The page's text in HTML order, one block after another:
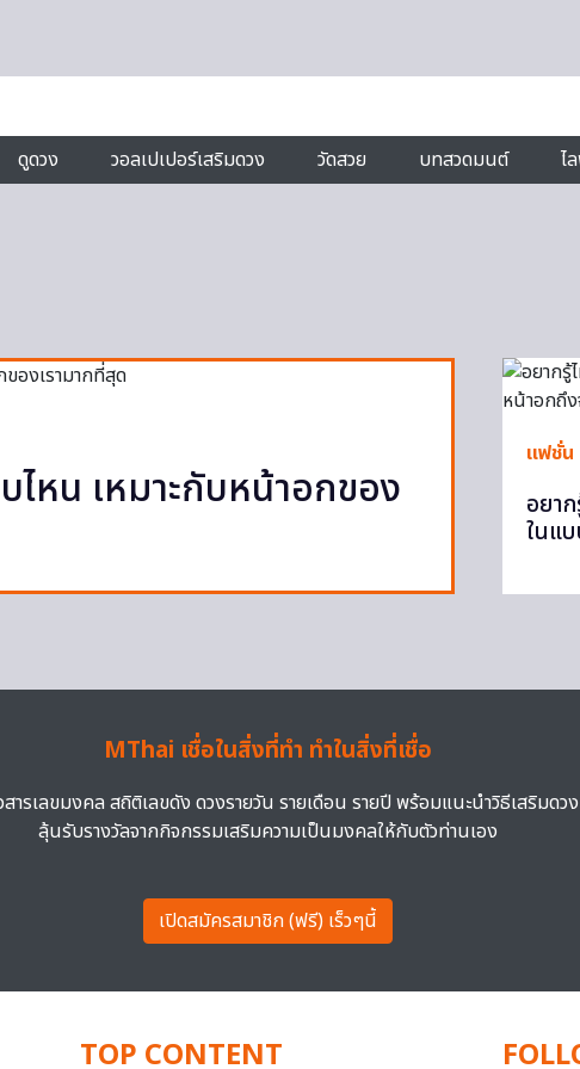
ดูดวง วอลเปเปอร์เสริมดวง วัดสวย บทสวดมนต์ ไ
ไหน เหมาะกับหน้าอกของ
แฟชั่น
อยา
ในแ
MThai เชื่อในสิ่งที่ทำ ทำในสิ่งที่เชื่อ
สารเลขมงคล สถิติเลขดัง ดวงรายวัน รายเดือน รายปี พร้อมแนะนำวิธีเสริมดวง
ลุ้นรับรางวัลจากกิจกรรมเสริมความเป็นมงคลให้กับตัวท่านเอง
เปิดสมัครสมาชิก (ฟรี) เร็วๆนี้
TOP CONTENT